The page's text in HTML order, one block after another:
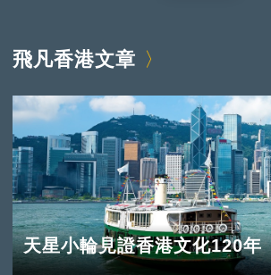
飛凡香港文章
天星小輪見證香港文化120年